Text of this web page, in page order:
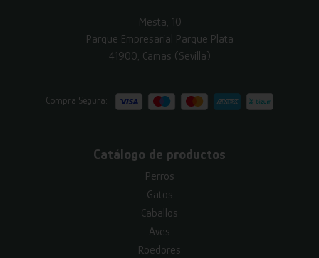
Mesta, 10
Parque Empresarial Parque Plata
41900, Camas (Sevilla)
Compra Segura:
Catálogo de productos
Perros
Gatos
Caballos
Aves
Roedores